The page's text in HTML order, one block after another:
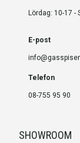
Lördag: 10-17 -
E-post
Telefon
08-755 95 90
SHOWROOM